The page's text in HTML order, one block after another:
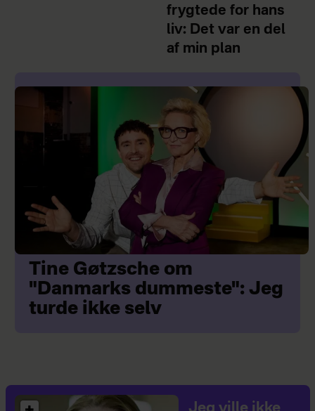
frygtede for hans
liv: Det var en del
af min plan
Tine Gøtzsche om
"Danmarks dummeste": Jeg
turde ikke selv